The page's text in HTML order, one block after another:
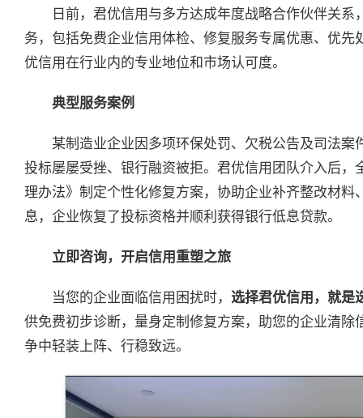
日前，君优信用与多方达成年度战略合作伙伴关
务，包括免费企业信用体检、修复服务专属优惠、优
优信用在行业内的专业地位和市场认可度。
典型服务案例
某制造业企业因多项环保处罚、欠税公告及司法
投标屡屡受挫、银行融资被拒。君优信用团队介入后
理办法》制定个性化修复方案，协助企业补齐整改材
息，企业恢复了投标资格并顺利获得银行低息贷款。
立即咨询，开启信用重塑之旅
当您的企业面临信用困扰时， 选择君优信用，就是
供免费初步诊断，量身定制修复方案，助您的企业清
争中轻装上阵、行稳致远。